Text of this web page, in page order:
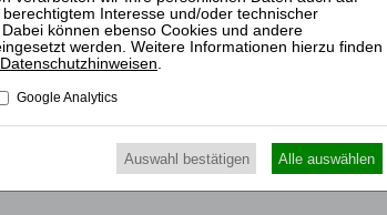
VERTRAG WIDERRUFEN
Datenschutzhinweisen
Google Analytics
Auswahl bestätigen Alle auswählen